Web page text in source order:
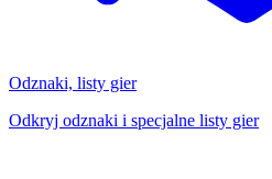
Odznaki, listy gier
Odkryj odznaki i specjalne listy gier